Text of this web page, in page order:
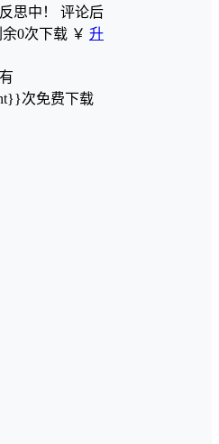
思中！ 评论后
0次下载 ￥ 升
次免费下载